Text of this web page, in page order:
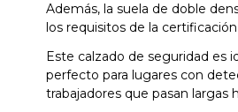
Además, la suela de doble
los requisitos de la
Este calzado de seguridad es
perfecto para lugares con
trabajadores que pasan largas